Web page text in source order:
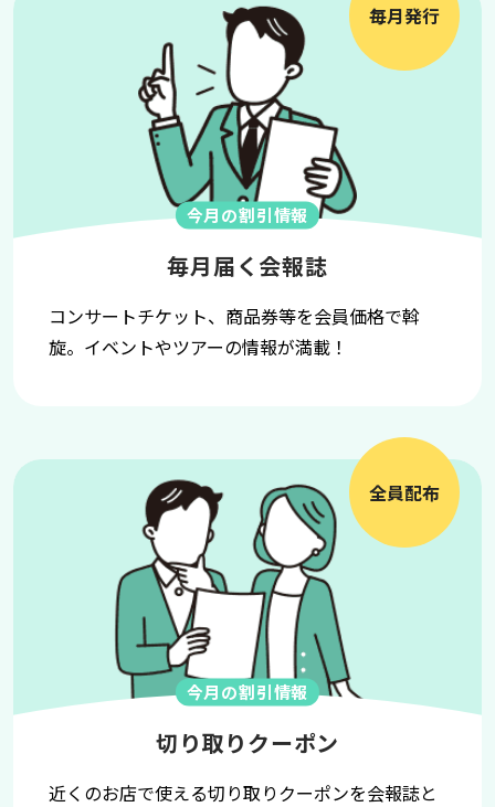
毎月発行
今月の割引情報
毎月届く会報誌
コンサートチケット、商品券等を会員価格で斡
旋。イベントやツアーの情報が満載！
全員配布
今月の割引情報
切り取りクーポン
近くのお店で使える切り取りクーポンを会報誌と